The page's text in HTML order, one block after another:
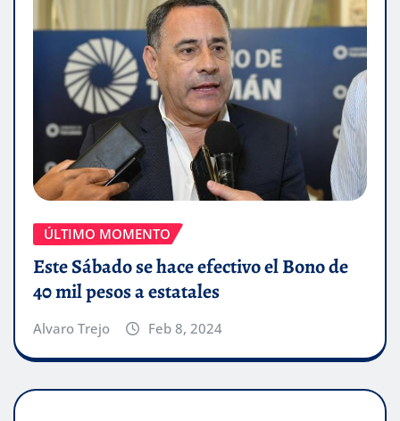
ÚLTIMO MOMENTO
Este Sábado se hace efectivo el Bono de
40 mil pesos a estatales
Alvaro Trejo Feb 8, 2024